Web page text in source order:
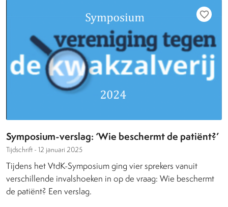
favorite_border
Symposium-verslag: ‘Wie beschermt de patiënt?’
Tijdschrift - 12 januari 2025
Tijdens het VtdK-Symposium ging vier sprekers vanuit
verschillende invalshoeken in op de vraag: Wie beschermt
de patiënt? Een verslag.